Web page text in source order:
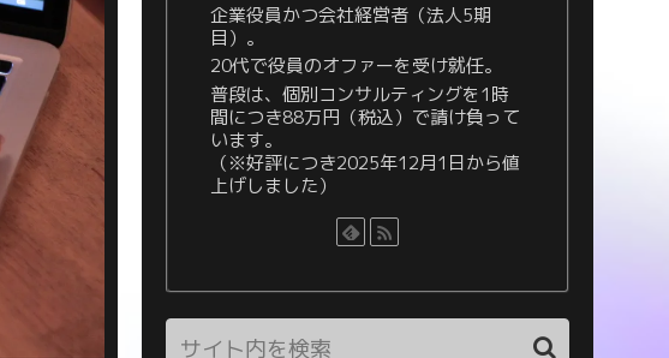
企業役員かつ会社経営者（法人5期
目）。
20代で役員のオファーを受け就任。
普段は、個別コンサルティングを1時
間につき88万円（税込）で請け負って
います。
（※好評につき2025年12月1日から値
上げしました）